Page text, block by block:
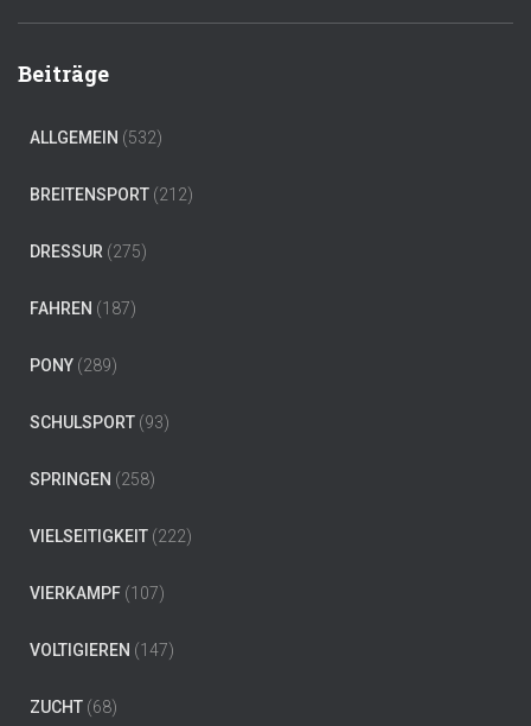
Beiträge
ALLGEMEIN (532)
BREITENSPORT (212)
DRESSUR (275)
FAHREN (187)
PONY (289)
SCHULSPORT (93)
SPRINGEN (258)
VIELSEITIGKEIT (222)
VIERKAMPF (107)
VOLTIGIEREN (147)
ZUCHT (68)